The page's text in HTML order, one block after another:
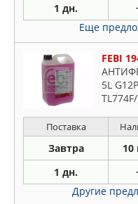
1 дн.
Еще
FEBI
5L
Поставка
Завтра 10
1 дн.
Другие